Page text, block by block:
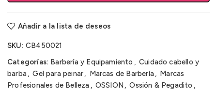
Añadir a la lista de deseos
SKU: CB450021
Categorías: Barbería y Equipamiento , Cuidado cabello y
barba, Gel para peinar, Marcas de Barbería, Marcas
Profesionales de Belleza , OSSION, Ossión & Pegadito ,